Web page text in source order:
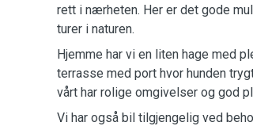
rett i nærheten. Her er det gode
turer i naturen.
Hjemme har vi en liten hage med
terrasse med port hvor hunden
vårt har rolige omgivelser og god
Vi har også bil tilgjengelig ved